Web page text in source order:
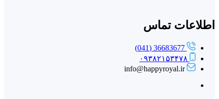
اطلاعات تماس
36683677 (041)
۰۹۳۸۲۱۵۳۴۷۸
info@happyroyal.ir